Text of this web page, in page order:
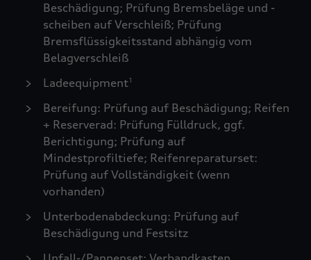
Beschädigung; Prüfung Bremsbeläge und -
scheiben auf Verschleiß; Prüfung
Bremsflüssigkeitsstand abhängig vom
Belagverschleiß
Ladeequipment1
Bereifung: Prüfung auf Beschädigung; Reifen
+ Reserverad: Prüfung Fülldruck, ggf.
Berichtigung; Prüfung auf
Mindestprofiltiefe; Reifenreparaturset:
Prüfung auf Vollständigkeit (wenn
vorhanden)
Unterbodenabdeckung: Prüfung auf
Beschädigung und Festsitz